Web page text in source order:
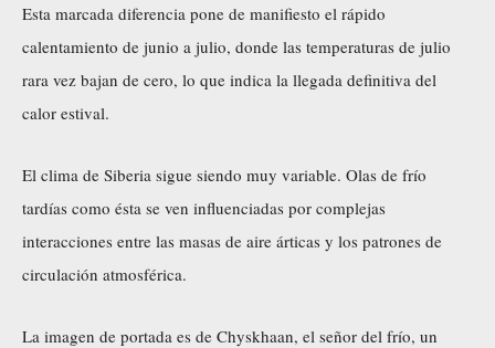
Esta marcada diferencia pone de manifiesto el rápido
calentamiento de junio a julio, donde las temperaturas de julio
rara vez bajan de cero, lo que indica la llegada definitiva del
calor estival.
El clima de Siberia sigue siendo muy variable. Olas de frío
tardías como ésta se ven influenciadas por complejas
interacciones entre las masas de aire árticas y los patrones de
circulación atmosférica.
La imagen de portada es de Chyskhaan, el señor del frío, un